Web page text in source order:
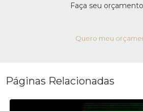
Faça seu
Quero meu
Páginas Relacionadas